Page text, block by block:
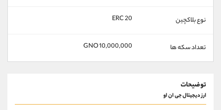
نوع بلاکچین ERC 20
تعداد سکه ها 10,000,000 GNO
توضیحات
ارز دیجیتال جی ان او